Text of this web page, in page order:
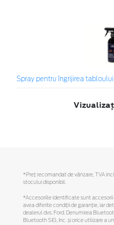
Spray pentru îngrijirea
*Preţ recomandat de vânzare, TVA
stocului disponibil.
*Accesoriile identificate sunt accesorii
avea diferite condiții de garanție, iar
dealerul dvs. Ford. Denumirea
Bluetooth SIG, Inc. și orice utilizare a